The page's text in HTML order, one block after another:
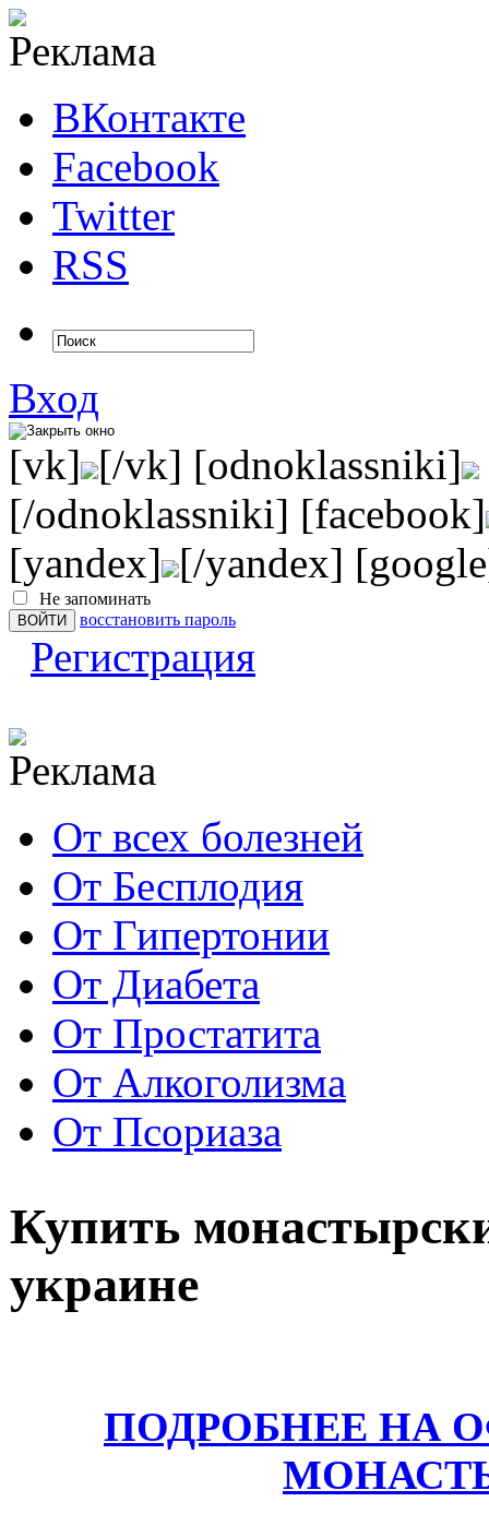
ВКонтакте
Facebook
Twitter
RSS
Вход
[vk] [/vk] [odnoklassniki]
[/odnoklassniki] [facebook]
[yandex] [/yandex]
Не запоминать
восстановить пароль
Регистрация
От всех болезней
От Бесплодия
От Гипертонии
От Диабета
От Простатита
От Алкоголизма
От Псориаза
Купить
украине
ПОДРОБНЕЕ НА